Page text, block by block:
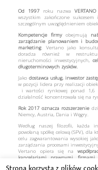
Od 1997 roku nazwaVERTANO
wszystkim zakończone
szczególnym uwzględnieniem
Kompetencje firmyobejmują
zarządzanie planowaniem i
marketing. Vertano jako
doradza również w
nieruchomości inwestycyjnych,
długoterminowych zysków.
Jako dostawca usług, inwestor
w pozycji lidera przy realizacji
i wartości rynkowej ponad 1,6
działalność koncentrowała się na
Rok 2017 oznacza rozszerzenie
Niemcy, Austria, Dania i Węgry.
Według naszej filozofii, każda
powołaną spółkę celową (SPV), dla
celu zagwarantowania wysokiej
zarządzania procesami
Vertano opiera się na
kancelariami prawnymi,
lokalnych rynków.
Strona korzysta z plików